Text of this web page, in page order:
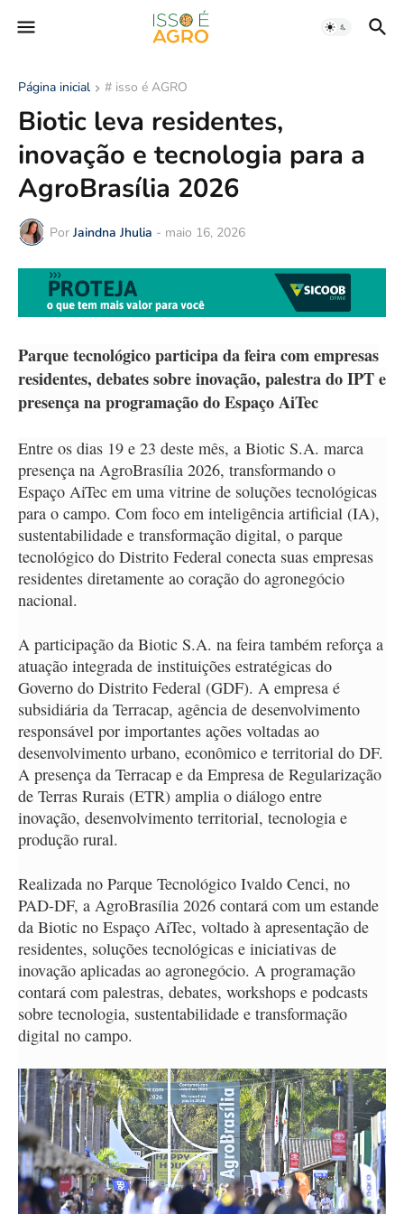
Página inicial # isso é AGRO
Biotic leva residentes,
inovação e tecnologia para a
AgroBrasília 2026
Por Jaindna Jhulia - maio 16, 2026
Parque tecnológico participa da feira com empresas
residentes, debates sobre inovação, palestra do IPT e
presença na programação do Espaço AiTec
Entre os dias 19 e 23 deste mês, a Biotic S.A. marca
presença na AgroBrasília 2026, transformando o
Espaço AiTec em uma vitrine de soluções tecnológicas
para o campo. Com foco em inteligência artificial (IA),
sustentabilidade e transformação digital, o parque
tecnológico do Distrito Federal conecta suas empresas
residentes diretamente ao coração do agronegócio
nacional.
A participação da Biotic S.A. na feira também reforça a
atuação integrada de instituições estratégicas do
Governo do Distrito Federal (GDF). A empresa é
subsidiária da Terracap, agência de desenvolvimento
responsável por importantes ações voltadas ao
desenvolvimento urbano, econômico e territorial do DF.
A presença da Terracap e da Empresa de Regularização
de Terras Rurais (ETR) amplia o diálogo entre
inovação, desenvolvimento territorial, tecnologia e
produção rural.
Realizada no Parque Tecnológico Ivaldo Cenci, no
PAD-DF, a AgroBrasília 2026 contará com um estande
da Biotic no Espaço AiTec, voltado à apresentação de
residentes, soluções tecnológicas e iniciativas de
inovação aplicadas ao agronegócio. A programação
contará com palestras, debates, workshops e podcasts
sobre tecnologia, sustentabilidade e transformação
digital no campo.